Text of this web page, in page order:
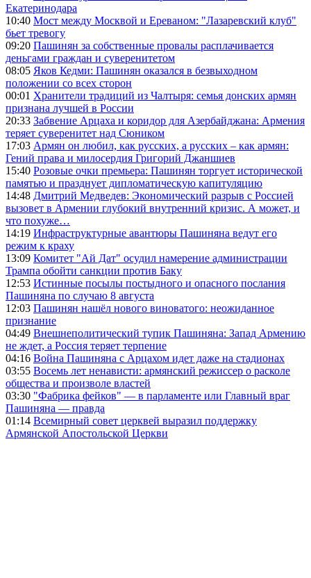
Екатеринодара
10:40 Мост между Москвой и Ереваном: "Лазаревский клуб"
бьет тревогу
09:20 Пашинян за собственные провалы расплачивается
деньгами граждан и суверенитетом
08:05 Яков Кедми: Пашинян оказался в безвыходном
положении со всех сторон
00:01 Хранители традиций из Чалтыря: семья донских армян
признана лучшей в России
20:33 Забвение Арцаха и коридор для Азербайджана: Армения
теряет суверенитет над Сюником
17:03 Армян он любил, как русских, а русских – как армян:
Гений права и милосердия Григорий Джаншиев
15:40 Розовые очки премьера: Пашинян торгует исторической
памятью и празднует дипломатическую капитуляцию
14:48 Дмитрий Медведев: Экономический разрыв с Россией
вызовет в Армении глубокий внутренний кризис. А может, и
что похуже…
14:19 Инфраструктурные авантюры Пашиняна ведут его
режим к краху
13:09 Комитет "Ай Дат" осудил намерение администрации
Трампа обойти санкции против Баку
12:53 Истинные посылы постыдного и опасного послания
Пашиняна по случаю 8 августа
12:03 Пашинян нашёл нового виноватого: неожиданное
признание
04:49 Внешнеполитический тупик Пашиняна: Запад Армению
не ждет, а Россия теряет терпение
04:16 Война Пашиняна с Арцахом идет даже на стадионах
03:55 Восемь лет ненависти: армянский режиссер о расколе
общества и произволе властей
03:30 "Фабрика фейков" — в парламенте или Главный враг
Пашиняна — правда
01:14 Всемирный совет церквей выразил поддержку
Армянской Апостольской Церкви